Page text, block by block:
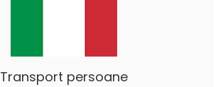
Transport persoane